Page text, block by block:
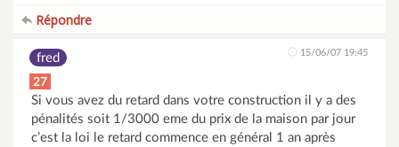
Répondre
fred 15/06/07 19:45
27
Si vous avez du retard dans votre construction il y a des
pénalités soit 1/3000 eme du prix de la maison par jour
c’est la loi le retard commence en général 1 an après